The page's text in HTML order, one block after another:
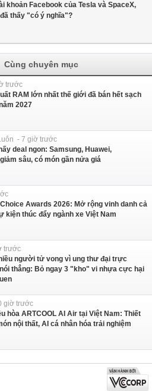
khoản Facebook của Tesla và SpaceX,
thấy "có ý nghĩa"?
Cùng chuyên mục
trước
RAM lớn nhất thế giới đã bán hết sạch
2027
- 7 giờ trước
deal ngon: Samsung, Huawei,
sâu, có món gần nửa giá
Awards 2026: Mở rộng vinh danh cả
kiện thúc đẩy ngành xe Việt Nam
trước
người tử vong vì ung thư đại trực
thẳng: Bỏ ngay 3 "kho" vi nhựa cực hại
giờ trước
hòa ARTCOOL AI Air tại Việt Nam: Thiết
nội thất, AI cá nhân hóa trải nghiệm